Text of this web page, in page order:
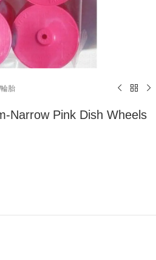
胎
Narrow Pink Dish Wheels